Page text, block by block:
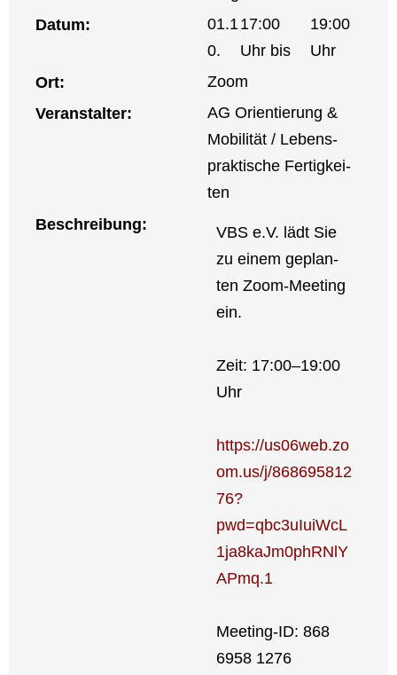
Datum:
01.1
0.
17:00
Uhr bis
19:00
Uhr
Ort:
Zoom
Ver­an­stal­ter:
AG Ori­en­tie­rung &
Mobi­li­tät / Lebens­
prak­ti­sche Fer­tig­kei­
ten
Beschrei­bung:
VBS e.V. lädt Sie
zu einem geplan­
ten Zoom-Mee­­ting
ein.
Zeit: 17:00–19:00
Uhr
https://us06web.zo
om.us/j/868695812
76?
pwd=qbc3uIuiWcL
1ja8kaJm0phRNlY
APmq.1
Mee­­ting-ID: 868
6958 1276